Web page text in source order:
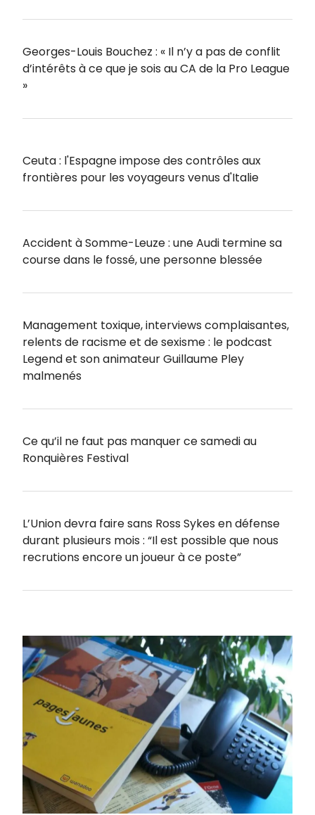
Georges-Louis Bouchez : « Il n’y a pas de conflit
d’intérêts à ce que je sois au CA de la Pro League
»
Ceuta : l'Espagne impose des contrôles aux
frontières pour les voyageurs venus d'Italie
Accident à Somme-Leuze : une Audi termine sa
course dans le fossé, une personne blessée
Management toxique, interviews complaisantes,
relents de racisme et de sexisme : le podcast
Legend et son animateur Guillaume Pley
malmenés
Ce qu’il ne faut pas manquer ce samedi au
Ronquières Festival
L’Union devra faire sans Ross Sykes en défense
durant plusieurs mois : “Il est possible que nous
recrutions encore un joueur à ce poste”